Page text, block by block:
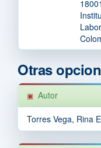
Otras
Autor
Torres Vega, Rina